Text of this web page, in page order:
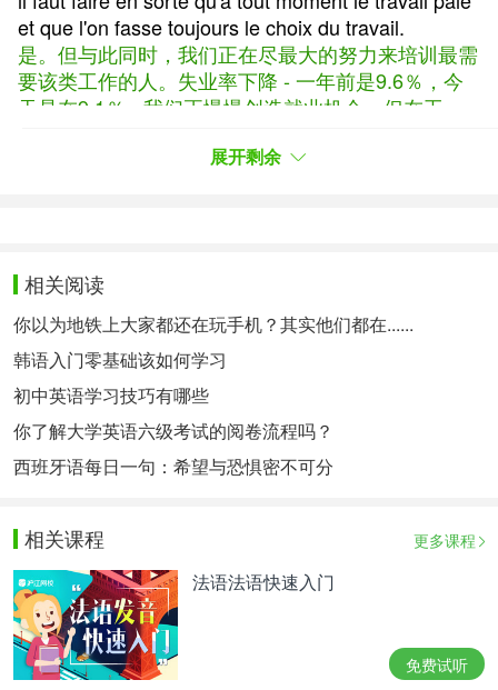
et que l'on fasse toujours le choix du travail.
是。但与此同时，我们正在尽最大的努力来培训最需
要该类工作的人。失业率下降 - 一年前是9.6％，今
天是在9.1％ - 我们正慢慢创造就业机会，但在工
主找不到他们需要的劳动力。需要通过大量投资培训
Pour stimuler cette "appétence" au travail, faut-il
réduire l'indemnisation du chômage?
为了刺激人们工作的“意愿”，失业救济金应该减少
吗？
Je recevrai à partir de mercredi [avec Muriel
Pénicaud et Agnès Buzyn] les partenaires sociaux.
la République le leur a dit en juillet –, c'est la
nécessité de parvenir à des avancées majeures
dans deux domaines : la santé au travail et
l'assurance chômage. Nous voulons profiter de la
situation actuelle, où l'emploi est en train de repartir,
pour corriger les mécanismes qui ne fonctionnent
展开剩余
相关阅读
你以为地铁上大家都还在玩手机？其实他们都在......
韩语入门零基础该如何学习
初中英语学习技巧有哪些
你了解大学英语六级考试的阅卷流程吗？
西班牙语每日一句：希望与恐惧密不可分
相关课程 更多课程
法语法语快速入门
免费试听